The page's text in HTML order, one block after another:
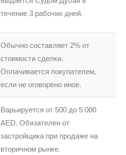
течение 3 рабочих дней.
Обычно составляет 2% от
стоимости сделки.
Оплачивается покупателем,
если не оговорено иное.
Варьируется от 500 до 5 000
AED. Обязателен от
застройщика при продаже на
вторичном рынке.